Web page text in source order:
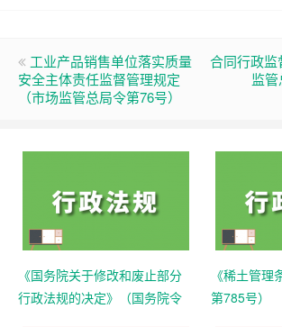
工业产品销售单位落实质量
安全主体责任监督管理规定
（市场监管总局令第76号）
合同行政监
监管
《国务院关于修改和废止部分
行政法规的决定》（国务院令
《稀土管理
第785号）